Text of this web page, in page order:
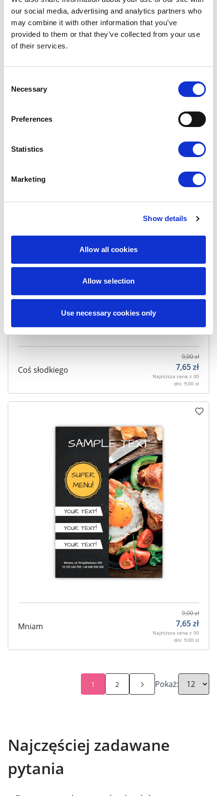
our social media, advertising and analytics partners who
may combine it with other information that you’ve
provided to them or that they’ve collected from your use
of their services.
Selection
Necessary
Preferences
Statistics
Marketing
Show details
Allow all cookies
Allow selection
Use necessary cookies only
7,65zł
Najniższa cena z 30
dni:9,00zł
Coś słodkiego
9,00zł
7,65zł
Najniższa cena z 30
dni: 9,00 zł
Mniam
9,00zł
7,65zł
Najniższa cena z 30
dni: 9,00 zł
1 2 Pokaż:
Najczęściej zadawane
pytania